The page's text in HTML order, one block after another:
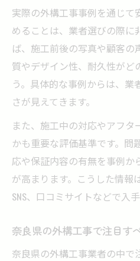
外構工事の費用を
イント
納得できる外構工
外構工事見積もり
外構工事を安心して任
外構工事を任せるま
ク
奈良県で外構工事
ント
外構工事の契約で
項
外構工事の契約ト
実際の外構工事事例を通じて
めることは、業者選びの際に
ば、施工前後の写真や顧客
質やデザイン性、耐久性がど
う。具体的な事例からは、業
さが見えてきます。
また、施工中の対応やアフタ
かも重要な評価基準です。問
応や保証内容の有無を事例か
が高まります。こうした情報
SNS、口コミサイトなどで入手
奈良県の外構工事で注目す
奈良県の外構工事業者の中で